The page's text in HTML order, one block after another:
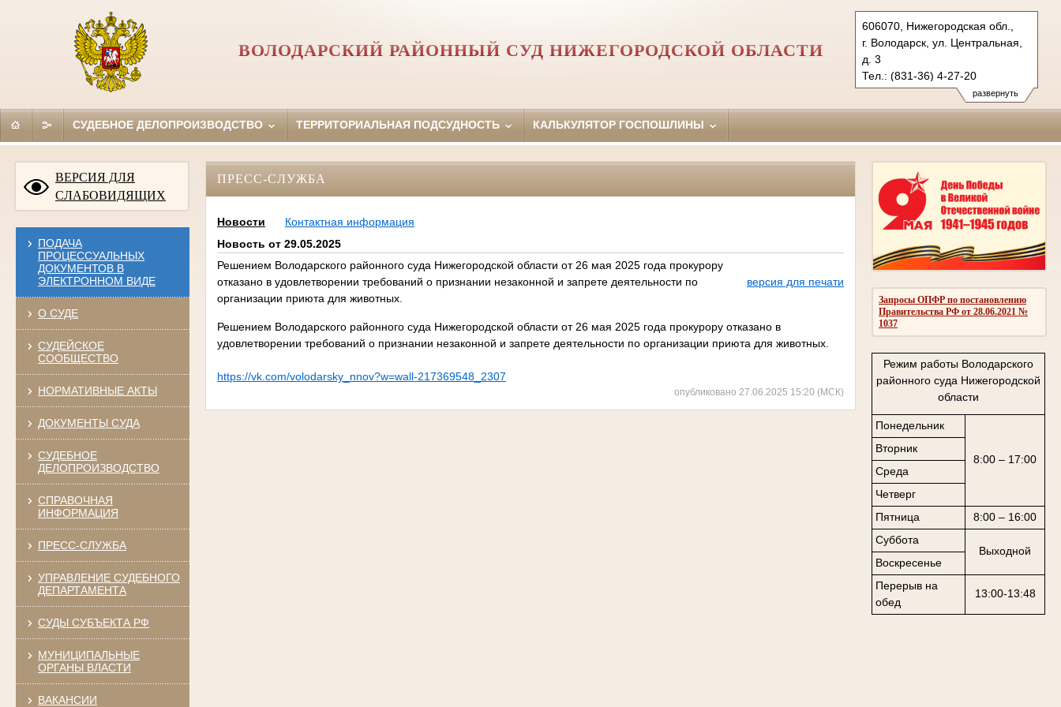
развернуть
606070, Нижегородская обл.,
г. Володарск, ул. Центральная,
д. 3
Тел.: (831-36) 4-27-20
volodarsky.nnov@sudrf.ru
ВОЛОДАРСКИЙ РАЙОННЫЙ СУД НИЖЕГОРОДСКОЙ ОБЛАСТИ
СУДЕБНОЕ ДЕЛОПРОИЗВОДСТВО ТЕРРИТОРИАЛЬНАЯ ПОДСУДНОСТЬ КАЛЬКУЛЯТОР ГОСПОШЛИНЫ
ВЕРСИЯ ДЛЯ
СЛАБОВИДЯЩИХ
ПОДАЧА
ПРОЦЕССУАЛЬНЫХ
ДОКУМЕНТОВ В
ЭЛЕКТРОННОМ ВИДЕ
О СУДЕ
СУДЕЙСКОЕ
СООБЩЕСТВО
НОРМАТИВНЫЕ АКТЫ
ДОКУМЕНТЫ СУДА
СУДЕБНОЕ
ДЕЛОПРОИЗВОДСТВО
СПРАВОЧНАЯ
ИНФОРМАЦИЯ
ПРЕСС-СЛУЖБА
УПРАВЛЕНИЕ СУДЕБНОГО
ДЕПАРТАМЕНТА
СУДЫ СУБЪЕКТА РФ
МУНИЦИПАЛЬНЫЕ
ОРГАНЫ ВЛАСТИ
ВАКАНСИИ
Запросы ОПФР по постановлению
Правительства РФ от 28.06.2021 №
1037
Режим работы Володарского
районного суда Нижегородской
области
Понедельник
8:00 – 17:00
Вторник
Среда
Четверг
Пятница
8:00 – 16:00
Суббота
Выходной
Воскресенье
Перерыв на
обед
13:00-13:48
ПРЕСС-СЛУЖБА
Новости
Контактная информация
Новость от 29.05.2025
Решением Володарского районного суда Нижегородской области от 26 мая 2025 года прокурору
отказано в удовлетворении требований о признании незаконной и запрете деятельности по
организации приюта для животных.
версия для печати
Решением Володарского районного суда Нижегородской области от 26 мая 2025 года прокурору отказано в
удовлетворении требований о признании незаконной и запрете деятельности по организации приюта для животных.
https://vk.com/volodarsky_nnov?w=wall-217369548_2307
опубликовано 27.06.2025 15:20 (МСК)